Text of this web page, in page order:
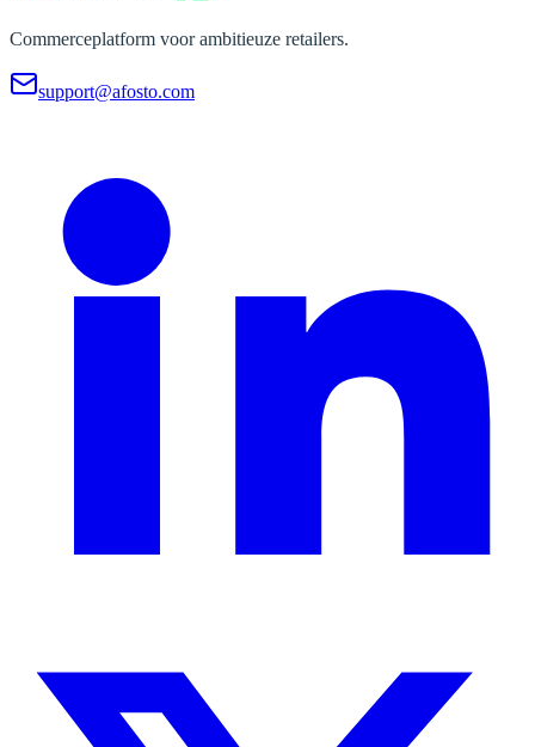
Commerceplatform voor ambitieuze retailers.
support@afosto.com